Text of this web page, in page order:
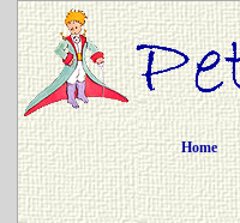
Home